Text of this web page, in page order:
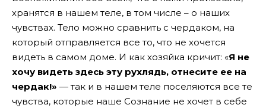
хранятся в нашем теле, в том числе – о наших
чувствах. Тело можно сравнить с чердаком, на
который отправляется все то, что не хочется
видеть в самом доме. И как хозяйка кричит: «Я не
хочу видеть здесь эту рухлядь, отнесите ее на
чердак!» — так и в нашем теле поселяются все те
чувства, которые наше Сознание не хочет в себе